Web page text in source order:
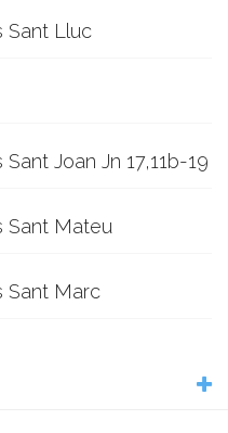
Sant Lluc
Joan Jn 17,11b-19
Sant Mateu
Sant Marc